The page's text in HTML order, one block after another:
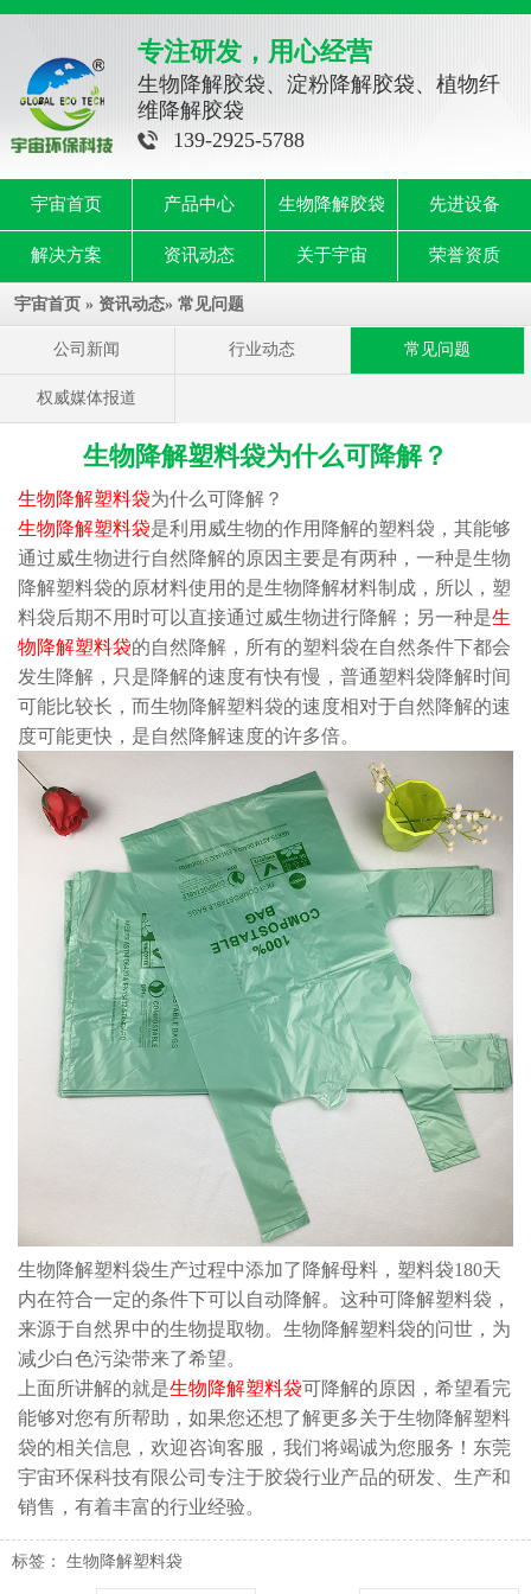
专注研发，用心经营
生物降解胶袋、淀粉降解胶袋、植物纤
维降解胶袋
139-2925-5788
宇宙首页 产品中心 生物降解胶袋 先进设备
解决方案 资讯动态 关于宇宙 荣誉资质
宇宙首页 » 资讯动态» 常见问题
公司新闻 行业动态 常见问题
权威媒体报道
生物降解塑料袋为什么可降解？
生物降解塑料袋为什么可降解？
生物降解塑料袋是利用威生物的作用降解的塑料袋，其能够
通过威生物进行自然降解的原因主要是有两种，一种是生物
降解塑料袋的原材料使用的是生物降解材料制成，所以，塑
料袋后期不用时可以直接通过威生物进行降解；另一种是生
物降解塑料袋的自然降解，所有的塑料袋在自然条件下都会
发生降解，只是降解的速度有快有慢，普通塑料袋降解时间
可能比较长，而生物降解塑料袋的速度相对于自然降解的速
度可能更快，是自然降解速度的许多倍。
生物降解塑料袋生产过程中添加了降解母料，塑料袋180天
内在符合一定的条件下可以自动降解。这种可降解塑料袋，
来源于自然界中的生物提取物。生物降解塑料袋的问世，为
减少白色污染带来了希望。
上面所讲解的就是生物降解塑料袋可降解的原因，希望看完
能够对您有所帮助，如果您还想了解更多关于生物降解塑料
袋的相关信息，欢迎咨询客服，我们将竭诚为您服务！东莞
宇宙环保科技有限公司专注于胶袋行业产品的研发、生产和
销售，有着丰富的行业经验。
标签： 生物降解塑料袋